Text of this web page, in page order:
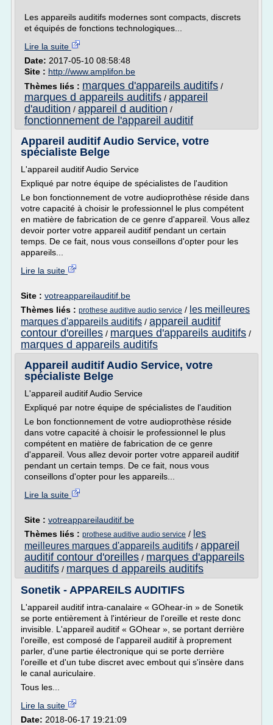
Les appareils auditifs modernes sont compacts, discrets
et équipés de fonctions technologiques...
Lire la suite
Date: 2017-05-10 08:58:48
Site : http://www.amplifon.be
Thèmes liés : marques d'appareils auditifs /
marques d appareils auditifs / appareil
d'audition / appareil d audition /
fonctionnement de l'appareil auditif
Appareil auditif Audio Service, votre
spécialiste Belge
L'appareil auditif Audio Service
Expliqué par notre équipe de spécialistes de l'audition
Le bon fonctionnement de votre audioprothèse réside dans
votre capacité à choisir le professionnel le plus compétent
en matière de fabrication de ce genre d'appareil. Vous allez
devoir porter votre appareil auditif pendant un certain
temps. De ce fait, nous vous conseillons d'opter pour les
appareils...
Lire la suite
Site : votreappareilauditif.be
Thèmes liés : prothese auditive audio service / les meilleures
marques d'appareils auditifs / appareil auditif
contour d'oreilles / marques d'appareils auditifs /
marques d appareils auditifs
Appareil auditif Audio Service, votre
spécialiste Belge
L'appareil auditif Audio Service
Expliqué par notre équipe de spécialistes de l'audition
Le bon fonctionnement de votre audioprothèse réside
dans votre capacité à choisir le professionnel le plus
compétent en matière de fabrication de ce genre
d'appareil. Vous allez devoir porter votre appareil auditif
pendant un certain temps. De ce fait, nous vous
conseillons d'opter pour les appareils...
Lire la suite
Site : votreappareilauditif.be
Thèmes liés : prothese auditive audio service / les
meilleures marques d'appareils auditifs / appareil
auditif contour d'oreilles / marques d'appareils
auditifs / marques d appareils auditifs
Sonetik - APPAREILS AUDITIFS
L'appareil auditif intra-canalaire « GOhear-in » de Sonetik
se porte entièrement à l'intérieur de l'oreille et reste donc
invisible. L'appareil auditif « GOhear », se portant derrière
l'oreille, est composé de l'appareil auditif à proprement
parler, d'une partie électronique qui se porte derrière
l'oreille et d'un tube discret avec embout qui s'insère dans
le canal auriculaire.
Tous les...
Lire la suite
Date: 2018-06-17 19:21:09